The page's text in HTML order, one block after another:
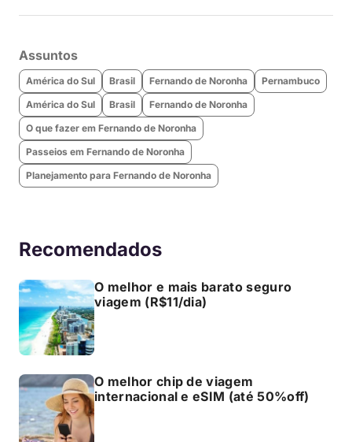
Assuntos
América do Sul Brasil Fernando de Noronha
Pernambuco
América do Sul
Brasil
Fernando de Noronha
O que fazer em Fernando de Noronha
Passeios em Fernando de Noronha
Planejamento para Fernando de Noronha
Recomendados
O melhor e mais barato seguro
viagem (R$11/dia)
O melhor chip de viagem
internacional e eSIM (até 50%off)